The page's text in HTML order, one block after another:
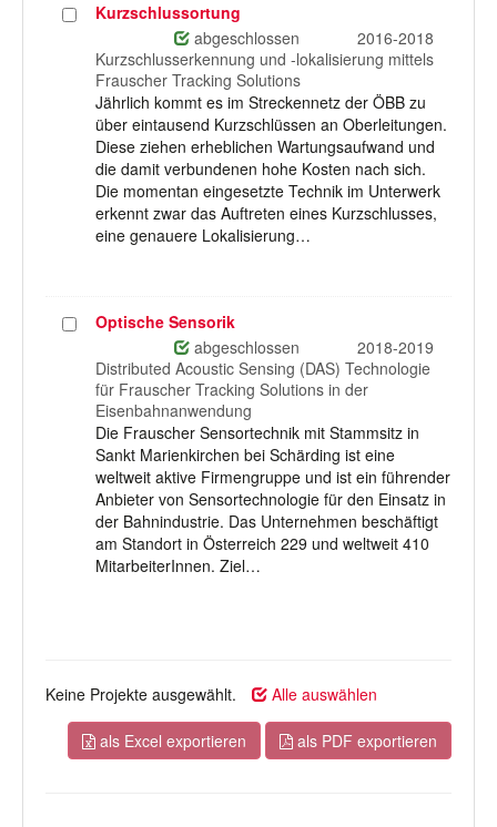
ProjektKurzschlussortung
abgeschlossen
2016-2018
Kurzschlusserkennung und -lokalisierung mittels
Frauscher Tracking Solutions
Jährlich kommt es im Streckennetz der ÖBB zu
über eintausend Kurzschlüssen an Oberleitungen.
Diese ziehen erheblichen Wartungsaufwand und
die damit verbundenen hohe Kosten nach sich.
Die momentan eingesetzte Technik im Unterwerk
erkennt zwar das Auftreten eines Kurzschlusses,
eine genauere Lokalisierung…
ProjektOptische Sensorik
abgeschlossen
2018-2019
Distributed Acoustic Sensing (DAS) Technologie
für Frauscher Tracking Solutions in der
Eisenbahnanwendung
Die Frauscher Sensortechnik mit Stammsitz in
Sankt Marienkirchen bei Schärding ist eine
weltweit aktive Firmengruppe und ist ein führender
Anbieter von Sensortechnologie für den Einsatz in
der Bahnindustrie. Das Unternehmen beschäftigt
am Standort in Österreich 229 und weltweit 410
MitarbeiterInnen. Ziel…
Keine Projekte ausgewählt. Alle auswählen
als Excel exportieren als PDF exportieren